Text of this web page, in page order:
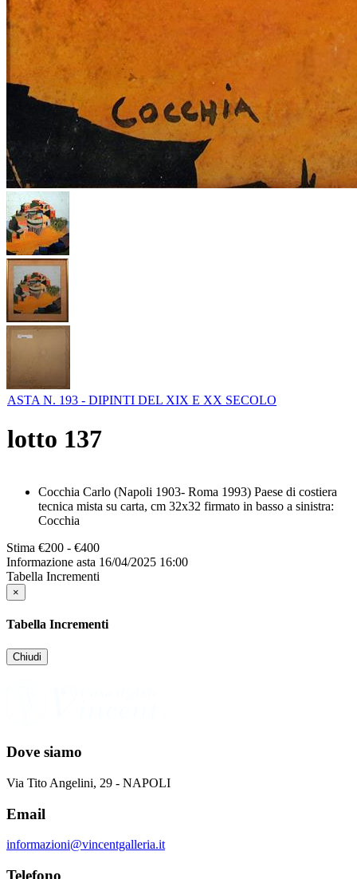
ASTA N. 193 - DIPINTI DEL XIX E XX SECOLO
lotto 137
Cocchia Carlo (Napoli 1903- Roma 1993) Paese di costiera
tecnica mista su carta, cm 32x32 firmato in basso a sinistra:
Cocchia
Stima €200 - €400
Informazione asta 16/04/2025 16:00
Tabella Incrementi
×
Tabella Incrementi
Chiudi
Dove siamo
Via Tito Angelini, 29 - NAPOLI
Email
informazioni@vincentgalleria.it
Telefono